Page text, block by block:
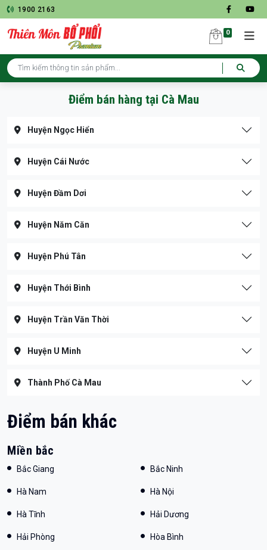
1900 2163
0
Điểm bán hàng tại Cà Mau
Huyện Ngọc Hiển
Huyện Cái Nước
Huyện Đầm Dơi
Huyện Năm Căn
Huyện Phú Tân
Huyện Thới Bình
Huyện Trần Văn Thời
Huyện U Minh
Thành Phố Cà Mau
Điểm bán khác
Miền bắc
Bắc Giang Bắc Ninh
Hà Nam Hà Nội
Hà Tĩnh Hải Dương
Hải Phòng Hòa Bình